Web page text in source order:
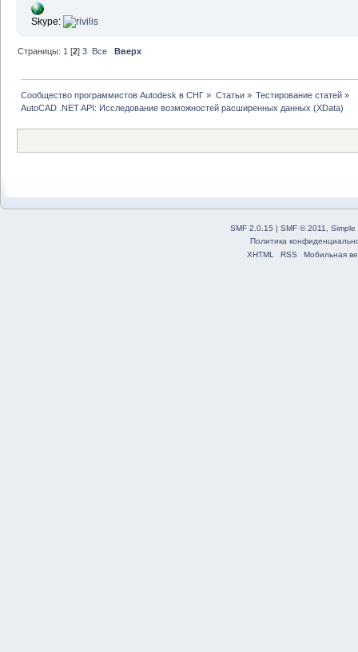
Skype:
Страницы: 1 [2]3 Все Вверх
Сообщество программистов Autodesk в СНГ » Статьи» Тестирование статей»
AutoCAD .NET API: Исследование возможностей расширенных данных (XData)
SMF 2.0.15 | SMF © 2011
Simple
Политика
XHTML
RSS Мобильная